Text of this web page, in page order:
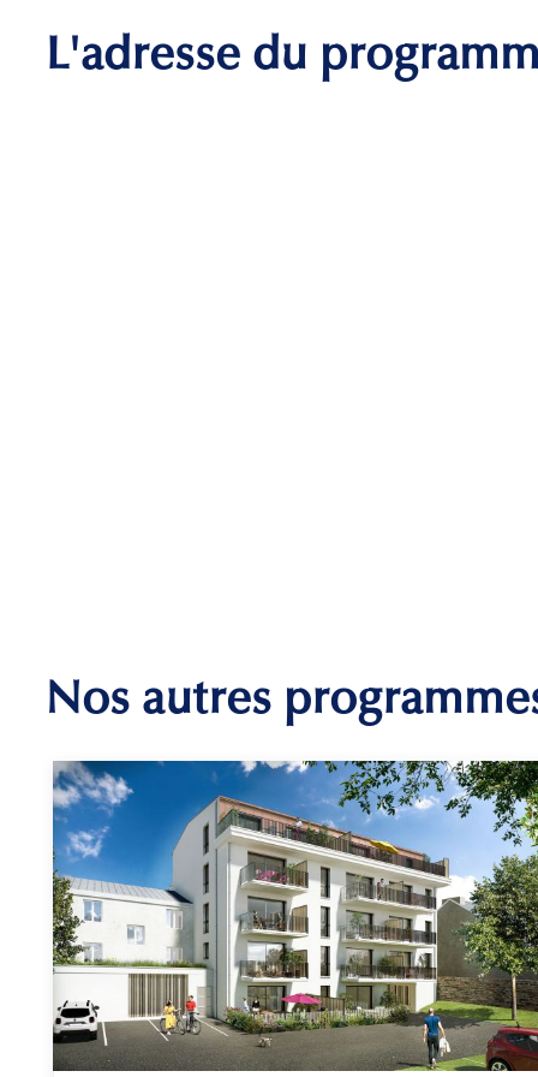
L'adresse du
Nos autres